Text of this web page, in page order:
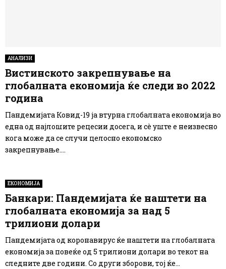
АНАЛИЗИ
Вистинското закрепнување на
глобалната економија ќе следи во 2022
година
Пандемијата Ковид-19 ја втурна глобалната економија во
една од најлошите рецесии досега, и сè уште е неизвесно
кога може да се случи целосно економско
закрепнување....
ЕКОНОМИЈА
Банкари: Пандемијата ќе наштети на
глобалната економија за над 5
трилиони долари
Пандемијата од коронавирус ќе наштети на глобалната
економија за повеќе од 5 трилиони долари во текот на
следните две години. Со други зборови, тој ќе...